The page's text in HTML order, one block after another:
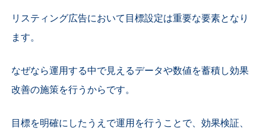
リスティング広告において目標設定は重要な要素となり
ます。
なぜなら運用する中で見えるデータや数値を蓄積し効果
改善の施策を行うからです。
目標を明確にしたうえで運用を行うことで、効果検証、